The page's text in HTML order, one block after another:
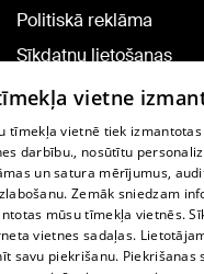
Politiskā reklāma
Sīkdatņu lietošanas
noteikumi
Komentāru
TV programma
Līguma noteikumi
360 Ziņu kontakti
vietne
tīmekļa vietnē tiek
darbību., nosūtītu
un satura mērījumus,
Zemāk sniedzam
mūsu tīmekļa vietnēs.
vietnes sadaļas.
savu piekrišanu. Piekrišanas